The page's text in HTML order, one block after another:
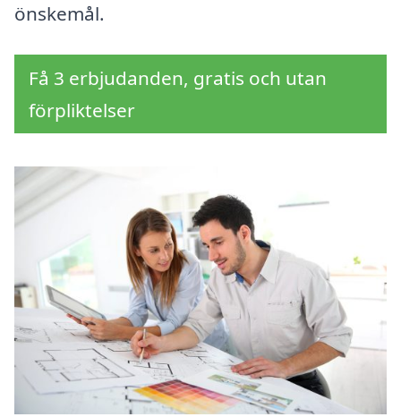
önskemål.
Få 3 erbjudanden, gratis och utan
förpliktelser